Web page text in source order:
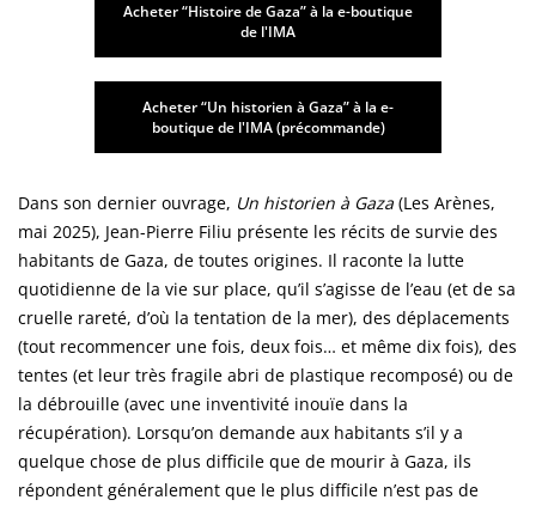
Acheter “Histoire de Gaza” à la e-boutique
de l'IMA
Acheter “Un historien à Gaza” à la e-
boutique de l'IMA (précommande)
Dans son dernier ouvrage, Un historien à Gaza (Les Arènes,
mai 2025), Jean-Pierre Filiu présente les récits de survie des
habitants de Gaza, de toutes origines. Il raconte la lutte
quotidienne de la vie sur place, qu’il s’agisse de l’eau (et de sa
cruelle rareté, d’où la tentation de la mer), des déplacements
(tout recommencer une fois, deux fois… et même dix fois), des
tentes (et leur très fragile abri de plastique recomposé) ou de
la débrouille (avec une inventivité inouïe dans la
récupération). Lorsqu’on demande aux habitants s’il y a
quelque chose de plus difficile que de mourir à Gaza, ils
répondent généralement que le plus difficile n’est pas de